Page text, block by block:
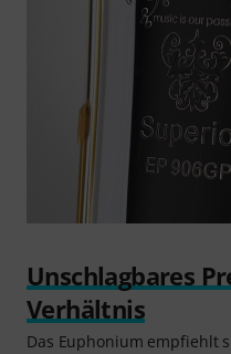
Unschlagbares
Verhältnis
Das Euphonium empfiehlt